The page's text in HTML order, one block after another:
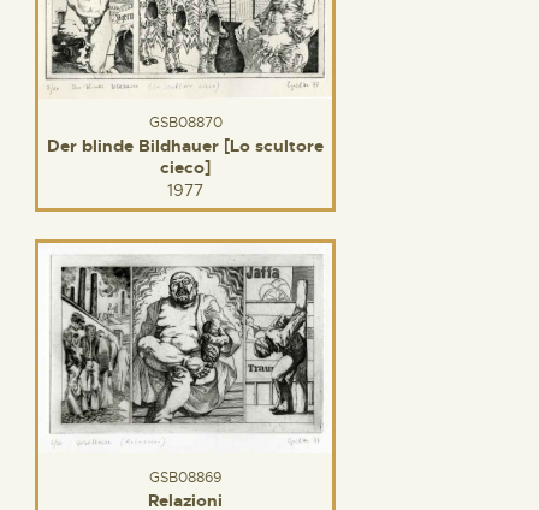
GSB08870
Der blinde Bildhauer [Lo scultore
cieco]
1977
GSB08869
Relazioni